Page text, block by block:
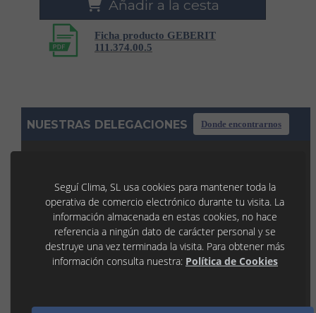
Añadir a la cesta
Ficha producto GEBERIT
111.374.00.5
NUESTRAS DELEGACIONES Donde encontrarnos
C/ La Noguera, 7 P.I. Llevant
25300 TÀRREGA (Lleida)
973 31 45 53
tarrega@seguiclima.com
De 07:30H a 19:00H
LLEIDA
973 21 35 55
Seguí Clima, SL usa cookies para mantener toda la
operativa de comercio electrónico durante tu visita. La
información almacenada en estas cookies, no hace
referencia a ningún dato de carácter personal y se
destruye una vez terminada la visita. Para obtener más
información consulta nuestra: Política de Cookies